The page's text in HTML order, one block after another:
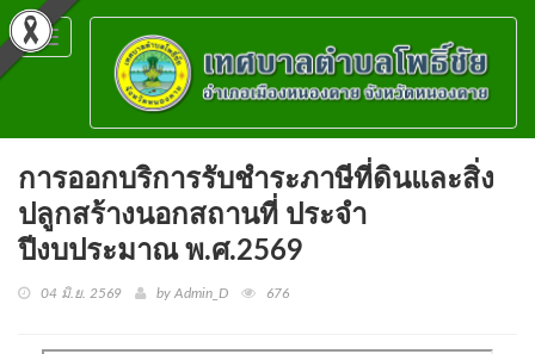
Toggle
navigation
การออกบริการรับชำระภาษีที่ดินและสิ่ง
ปลูกสร้างนอกสถานที่ ประจำ
ปีงบประมาณ พ.ศ.2569
04 มิ.ย. 2569 by Admin_D 676